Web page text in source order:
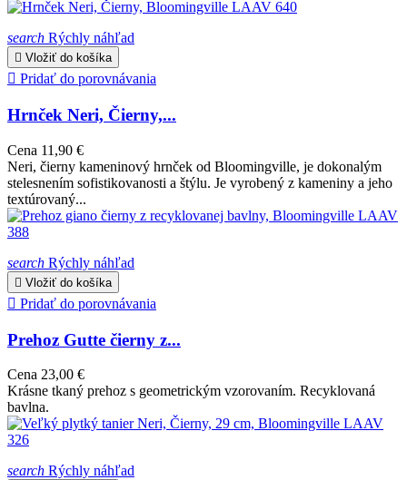
search Rýchly náhľad
 Vložiť do košíka
 Pridať do porovnávania
Hrnček Neri, Čierny,...
Cena 11,90 €
Neri, čierny kameninový hrnček od Bloomingville, je dokonalým
stelesnením sofistikovanosti a štýlu. Je vyrobený z kameniny a jeho
textúrovaný...
search Rýchly náhľad
 Vložiť do košíka
 Pridať do porovnávania
Prehoz Gutte čierny z...
Cena 23,00 €
Krásne tkaný prehoz s geometrickým vzorovaním. Recyklovaná
bavlna.
search Rýchly náhľad